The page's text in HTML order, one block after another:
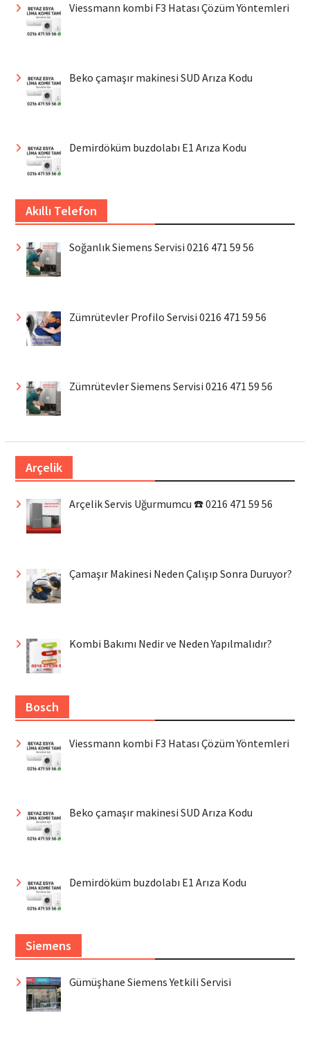
Viessmann kombi F3 Hatası Çözüm Yöntemleri
Beko çamaşır makinesi SUD Arıza Kodu
Demirdöküm buzdolabı E1 Arıza Kodu
Akıllı Telefon
Soğanlık Siemens Servisi 0216 471 59 56
Zümrütevler Profilo Servisi 0216 471 59 56
Zümrütevler Siemens Servisi 0216 471 59 56
Arçelik
Arçelik Servis Uğurmumcu ☎️ 0216 471 59 56
Çamaşır Makinesi Neden Çalışıp Sonra Duruyor?
Kombi Bakımı Nedir ve Neden Yapılmalıdır?
Bosch
Viessmann kombi F3 Hatası Çözüm Yöntemleri
Beko çamaşır makinesi SUD Arıza Kodu
Demirdöküm buzdolabı E1 Arıza Kodu
Siemens
Gümüşhane Siemens Yetkili Servisi